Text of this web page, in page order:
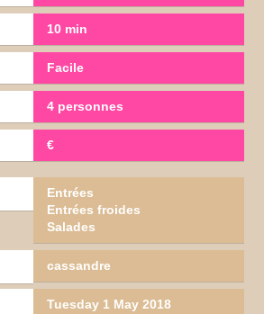
10 min
Facile
4 personnes
€
Entrées
Entrées froides
Salades
cassandre
Tuesday 1 May 2018